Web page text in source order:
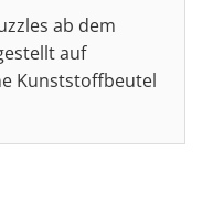
ab dem
auf
Kunststoffbeutel